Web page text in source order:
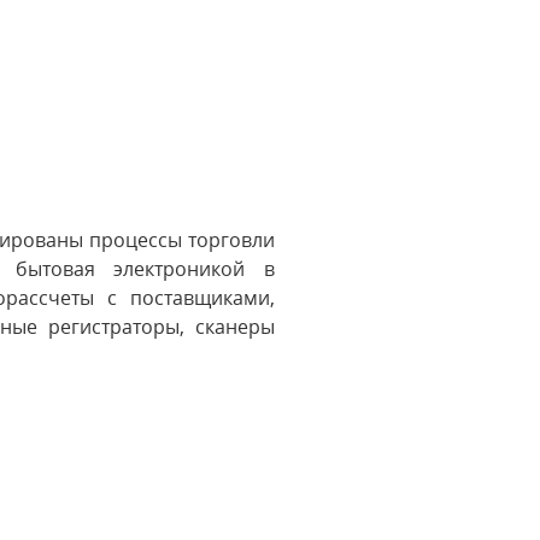
процессы торговли
электроникой в
с поставщиками,
регистраторы, сканеры